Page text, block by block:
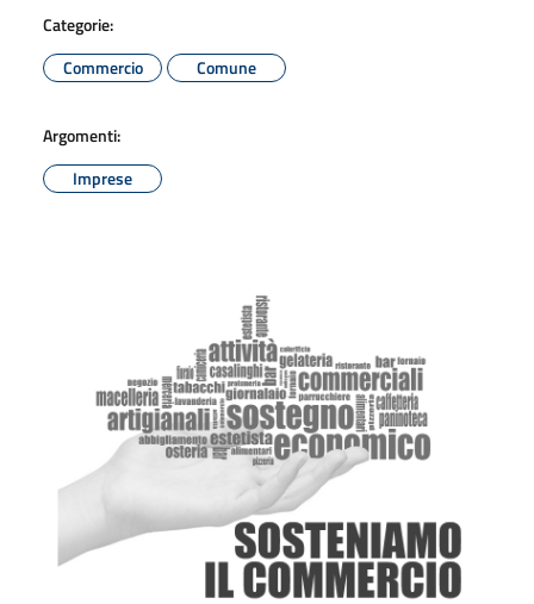
Categorie:
Commercio
Comune
Argomenti:
Imprese